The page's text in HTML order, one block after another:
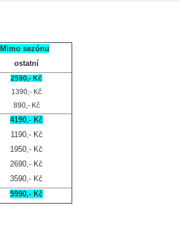
Mimo sezónu
ostatní
2590,- Kč
1390,- Kč
890,- Kč
4190,- Kč
1190,- Kč
1950,- Kč
2690,- Kč
3590,- Kč
5990,- Kč